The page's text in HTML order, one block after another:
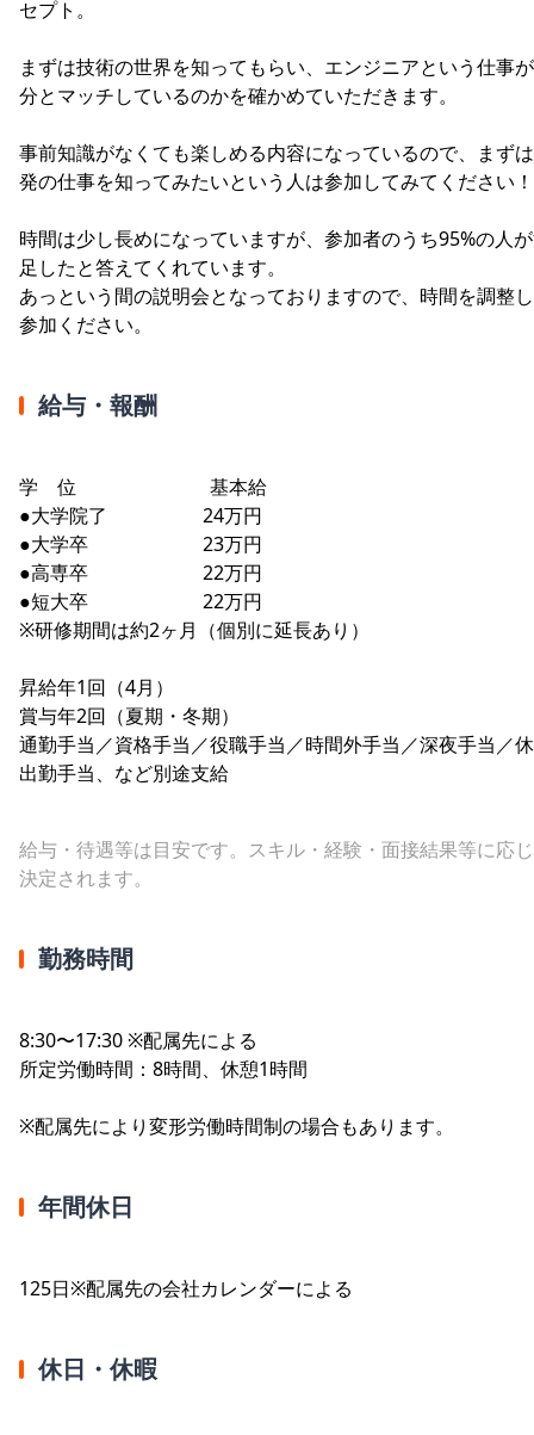
セプト。
まずは技術の世界を知ってもらい、エンジニアという仕事
分とマッチしているのかを確かめていただきます。
事前知識がなくても楽しめる内容になっているので、まず
発の仕事を知ってみたいという人は参加してみてください！
時間は少し長めになっていますが、参加者のうち95%の人
足したと答えてくれています。
あっという間の説明会となっておりますので、時間を調整
参加ください。
給与・報酬
学 位 基本給
●大学院了 24万円
●大学卒 23万円
●高専卒 22万円
●短大卒 22万円
※研修期間は約2ヶ月（個別に延長あり）
昇給年1回（4月）
賞与年2回（夏期・冬期）
通勤手当／資格手当／役職手当／時間外手当／深夜手当／
出勤手当、など別途支給
給与・待遇等は目安です。スキル・経験・面接結果等に応
決定されます。
勤務時間
8:30〜17:30 ※配属先による
所定労働時間：8時間、休憩1時間
※配属先により変形労働時間制の場合もあります。
年間休日
125日※配属先の会社カレンダーによる
休日・休暇